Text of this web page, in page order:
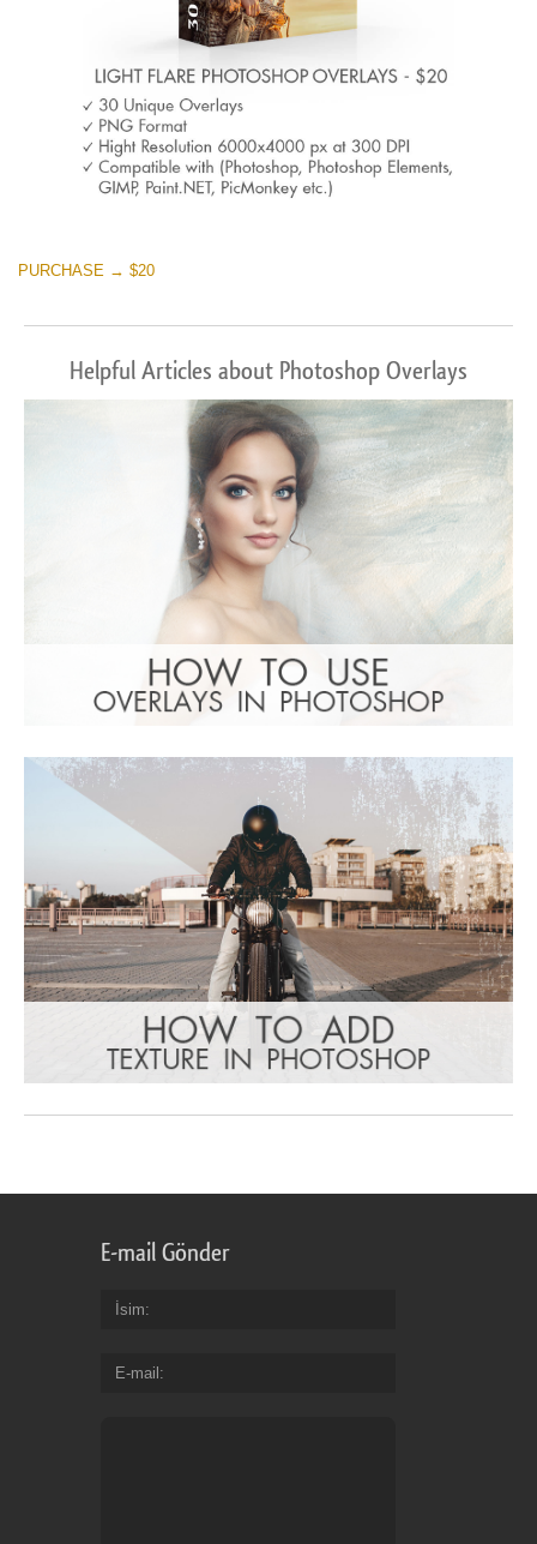
PURCHASE → $20
Helpful Articles about Photoshop Overlays
E-mail Gönder
İsim
E-mail